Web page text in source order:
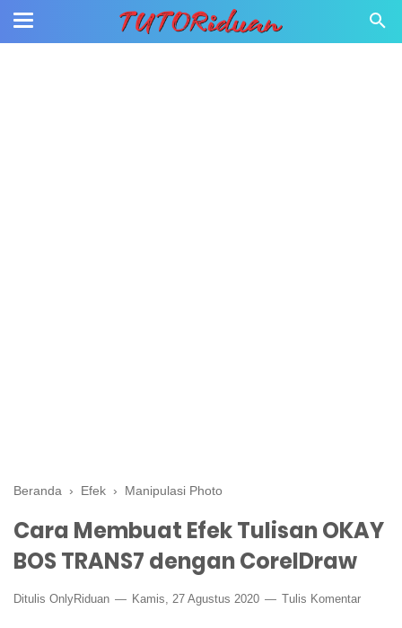
Beranda › Efek › Manipulasi Photo
Cara Membuat Efek Tulisan OKAY
BOS TRANS7 dengan CorelDraw
Ditulis OnlyRiduan Kamis, 27 Agustus 2020 Tulis Komentar